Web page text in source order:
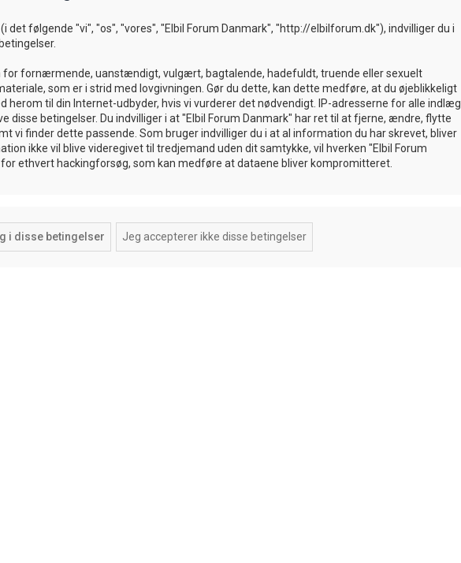
det følgende "vi", "os", "vores", "Elbil Forum Danmark", "http://elbilforum.dk"), indvilliger du i
for fornærmende, uanstændigt, vulgært, bagtalende, hadefuldt, truende eller sexuelt
som er i strid med lovgivningen. Gør du dette, kan dette medføre, at du øjeblikkeligt
herom til din Internet-udbyder, hvis vi vurderer det nødvendigt. IP-adresserne for alle indlæg
disse betingelser. Du indvilliger i at "Elbil Forum Danmark" har ret til at fjerne, ændre, flytte
vi finder dette passende. Som bruger indvilliger du i at al information du har skrevet, bliver
ikke vil blive videregivet til tredjemand uden dit samtykke, vil hverken "Elbil Forum
ethvert hackingforsøg, som kan medføre at dataene bliver kompromitteret.